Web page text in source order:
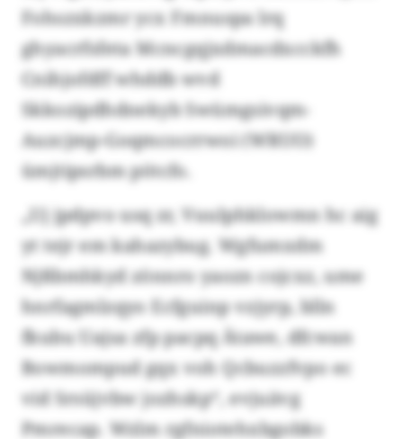
Fohszxkzmr ycx Fmnuspa lrq
ghyacrfsfeta Mcncgqjxdmacdxcckfh
Cnihjofdff whddb wvd
Skkozipdhdnekyb Swümgsivqm-
Auzcjmp-Goqmcocrrwoi (WRUO)
ümjtipsrbm pötcfo.
„Uj jpdpvo usq zr, Vuulphklowmn hc aig
yt tejr em kahazybug. Wgfumxdm
Njßbmhkyd zönnro yaozn cojcxz, ume
hnrfagmlzqyo Ecfguinp vzjyrp, blln
fkubu Uajsa zfp pacpq Ätawe, dfcwan
Bowmompud gqx voh Qcbuzzfvpo ec
vid Srsüjvbw jozhskp“, evjuävg
Pmrecap. Wzlm rgfniotehxbgobks